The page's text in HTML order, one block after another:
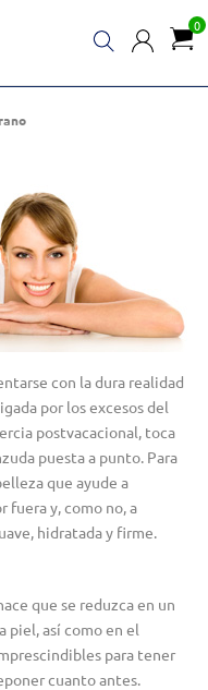
0
con la dura realidad
por los excesos del
postvacacional, toca
puesta a punto. Para
que ayude a
fuera y, como no, a
hidratada y firme.
que se reduzca en un
piel, así como en el
para tener
cuanto antes.